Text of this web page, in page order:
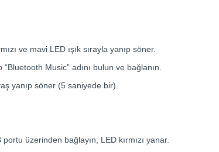
ve mavi LED ışık sırayla yanıp söner.
Music” adını bulun ve bağlanın.
yanıp söner (5 saniyede bir).
üzerinden bağlayın, LED kırmızı yanar.